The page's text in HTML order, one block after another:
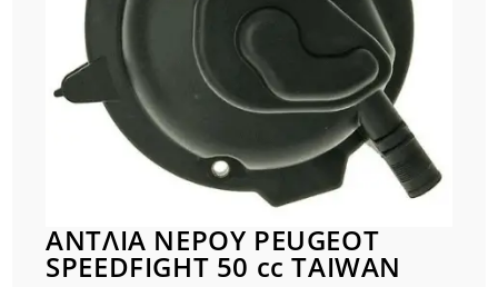
ΑΝΤΛΙΑ ΝΕΡΟΥ PEUGEOT
SPEEDFIGHT 50 cc TAIWAN